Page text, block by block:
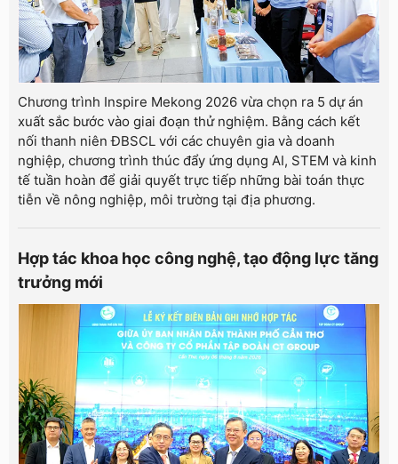
Chương trình Inspire Mekong 2026 vừa chọn ra 5 dự án
xuất sắc bước vào giai đoạn thử nghiệm. Bằng cách kết
nối thanh niên ĐBSCL với các chuyên gia và doanh
nghiệp, chương trình thúc đẩy ứng dụng AI, STEM và kinh
tế tuần hoàn để giải quyết trực tiếp những bài toán thực
tiễn về nông nghiệp, môi trường tại địa phương.
Hợp tác khoa học công nghệ, tạo động lực tăng
trưởng mới